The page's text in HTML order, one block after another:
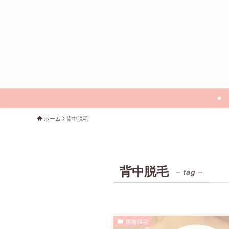
ホーム 背中脱毛
背中脱毛 – tag –
医療脱毛